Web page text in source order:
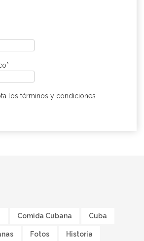
los términos y condiciones
Comida Cubana Cuba
Fotos Historia